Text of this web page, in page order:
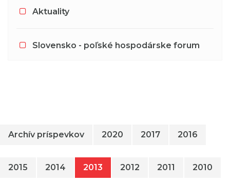
Aktuality
Slovensko - poľské hospodárske forum
Archív príspevkov 2020 2017 2016
2015 2014 2013 2012 2011 2010